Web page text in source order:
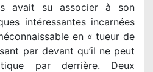
avait su associer à son
intéressantes incarnées
en « tueur de
par devant qu’il ne peut
par derrière. Deux